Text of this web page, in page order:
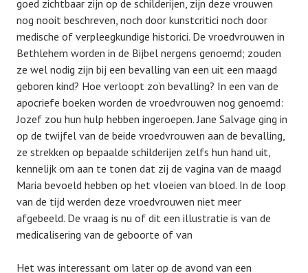
goed zichtbaar zijn op de schilderijen, zijn deze vrouwen
nog nooit beschreven, noch door kunstcritici noch door
medische of verpleegkundige historici. De vroedvrouwen in
Bethlehem worden in de Bijbel nergens genoemd; zouden
ze wel nodig zijn bij een bevalling van een uit een maagd
geboren kind? Hoe verloopt zo’n bevalling? In een van de
apocriefe boeken worden de vroedvrouwen nog genoemd:
Jozef zou hun hulp hebben ingeroepen. Jane Salvage ging in
op de twijfel van de beide vroedvrouwen aan de bevalling,
ze strekken op bepaalde schilderijen zelfs hun hand uit,
kennelijk om aan te tonen dat zij de vagina van de maagd
Maria bevoeld hebben op het vloeien van bloed. In de loop
van de tijd werden deze vroedvrouwen niet meer
afgebeeld. De vraag is nu of dit een illustratie is van de
medicalisering van de geboorte of van
Het was interessant om later op de avond van een